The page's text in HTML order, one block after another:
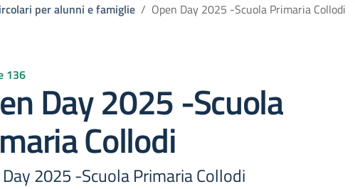
per alunni e famiglie Open Day 2025 -Scuola Primaria Collodi
136
Day 2025 -Scuola
Collodi
2025 -Scuola Primaria Collodi